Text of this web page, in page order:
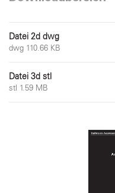
Datei 2d dwg
dwg 110.66 KB
Datei 3d stl
stl 1.59 MB